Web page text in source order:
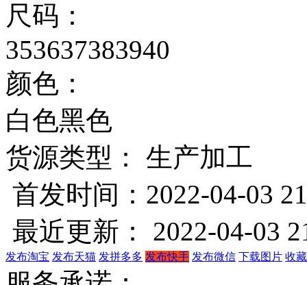
尺码：
353637383940
颜色：
白色黑色
货源类型： 生产加工
首发时间：2022-04-03
最近更新： 2022-04-03
发布淘宝 发布天猫 发拼多多 发布快手 发布微信 下载图片 收